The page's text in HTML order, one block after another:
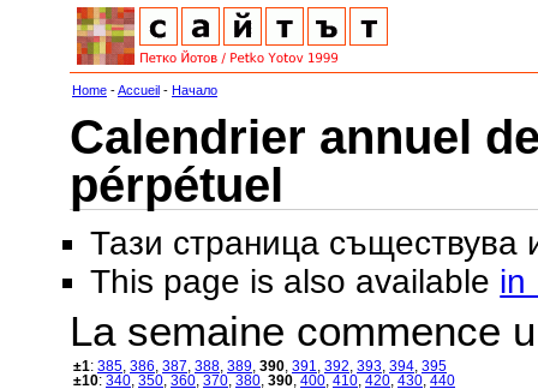
Home -Accueil - Начало
Calendrier annuel
pérpétuel
Тази страница съществува
This page is also available in
La semaine commence
±1: 385 386 387 388 389 390 391 392 393 394 395
±10: 340 350 360 370 380 390 400 410 420 430 440